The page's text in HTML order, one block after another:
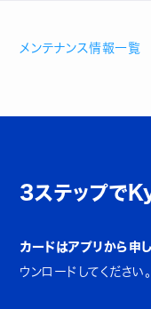
メンテナンス情報一覧
3ステップで
カードはアプリから申
ウンロードしてください。